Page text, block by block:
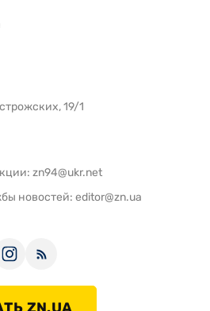
19/1
zn94@ukr.net
новостей: editor@zn.ua